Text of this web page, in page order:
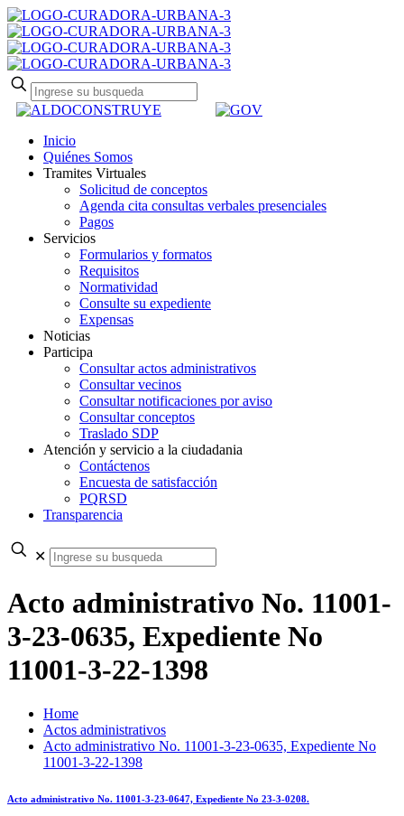
Inicio
Quiénes Somos
Tramites Virtuales
Solicitud de conceptos
Agenda cita consultas verbales presenciales
Pagos
Servicios
Formularios y formatos
Requisitos
Normatividad
Consulte su expediente
Expensas
Noticias
Participa
Consultar actos administrativos
Consultar vecinos
Consultar notificaciones por aviso
Consultar conceptos
Traslado SDP
Atención y servicio a la ciudadania
Contáctenos
Encuesta de satisfacción
PQRSD
Transparencia
✕
Acto administrativo No. 11001-
3-23-0635, Expediente No
11001-3-22-1398
Home
Actos administrativos
Acto administrativo No. 11001-3-23-0635, Expediente No
11001-3-22-1398
Acto administrativo No. 11001-3-23-0647, Expediente No 23-3-0208.